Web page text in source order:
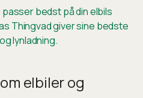
passer bedst på din elbils
Thingvad giver sine bedste
lynladning.
elbiler og